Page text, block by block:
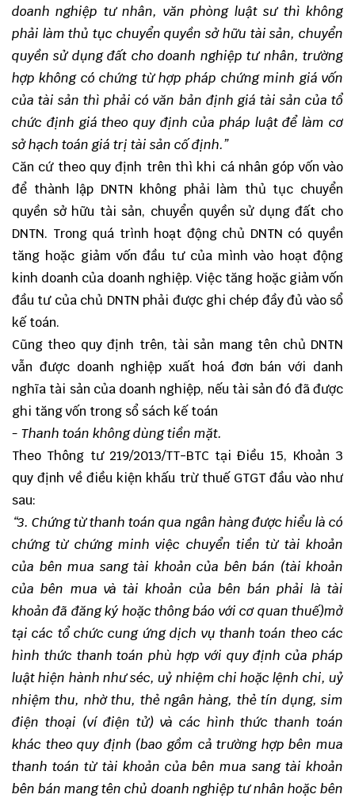
doanh nghiệp tư nhân, văn phòng luật sư thì không
phải làm thủ tục chuyển quyền sở hữu tài sản, chuyển
quyền sử dụng đất cho doanh nghiệp tư nhân, trường
hợp không có chứng từ hợp pháp chứng minh giá vốn
của tài sản thì phải có văn bản định giá tài sản của tổ
chức định giá theo quy định của pháp luật để làm cơ
sở hạch toán giá trị tài sản cố định.”
Căn cứ theo quy định trên thì khi cá nhân góp vốn vào
để thành lập DNTN không phải làm thủ tục chuyển
quyền sở hữu tài sản, chuyển quyền sử dụng đất cho
DNTN. Trong quá trình hoạt động chủ DNTN có quyền
tăng hoặc giảm vốn đầu tư của mình vào hoạt động
kinh doanh của doanh nghiệp. Việc tăng hoặc giảm vốn
đầu tư của chủ DNTN phải được ghi chép đầy đủ vào sổ
kế toán.
Cũng theo quy định trên, tài sản mang tên chủ DNTN
vẫn được doanh nghiệp xuất hoá đơn bán với danh
nghĩa tài sản của doanh nghiệp, nếu tài sản đó đã được
ghi tăng vốn trong sổ sách kế toán
- Thanh toán không dùng tiền mặt.
Theo Thông tư 219/2013/TT-BTC tại Điều 15, Khoản 3
quy định về điều kiện khấu trừ thuế GTGT đầu vào như
sau:
“3. Chứng từ thanh toán qua ngân hàng được hiểu là có
chứng từ chứng minh việc chuyển tiền từ tài khoản
của bên mua sang tài khoản của bên bán (tài khoản
của bên mua và tài khoản của bên bán phải là tài
khoản đã đăng ký hoặc thông báo với cơ quan thuế)mở
tại các tổ chức cung ứng dịch vụ thanh toán theo các
hình thức thanh toán phù hợp với quy định của pháp
luật hiện hành như séc, uỷ nhiệm chi hoặc lệnh chi, uỷ
nhiệm thu, nhờ thu, thẻ ngân hàng, thẻ tín dụng, sim
điện thoại (ví điện tử) và các hình thức thanh toán
khác theo quy định (bao gồm cả trường hợp bên mua
thanh toán từ tài khoản của bên mua sang tài khoản
bên bán mang tên chủ doanh nghiệp tư nhân hoặc bên